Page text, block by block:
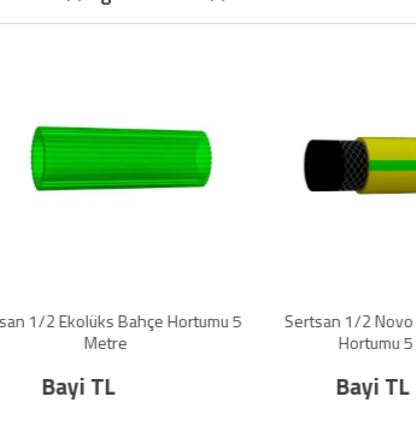
Sertsan 1/2 Novo Örgülü Bahçe
Hortumu 5 Metre
Bayi TL
Sertsan 3/